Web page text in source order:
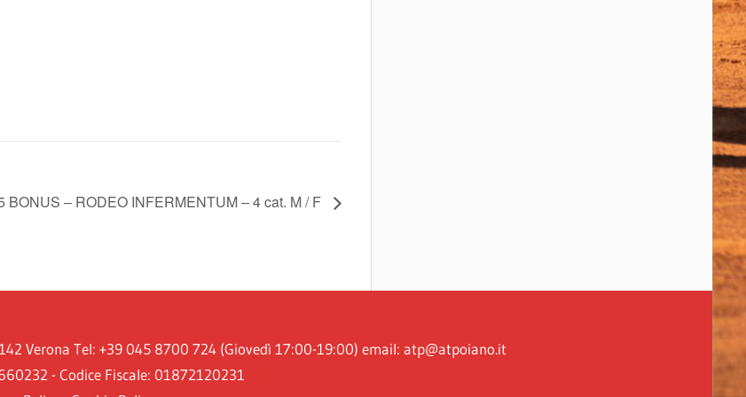
BONUS – RODEO INFERMENTUM – 4 cat. M / F
Verona Tel: +39 045 8700 724 (Giovedì 17:00-19:00) email: atp@atpoiano.it
- Codice Fiscale: 01872120231